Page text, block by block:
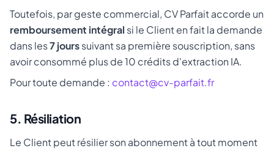
Toutefois, par geste commercial, CV Parfait accorde un
remboursement intégral si le Client en fait la demande
dans les7 jourssuivant sa première souscription, sans
avoir consommé plus de 10 crédits d'extraction IA.
Pour toute demande : contact@cv-parfait.fr
5. Résiliation
Le Client peut résilier son abonnement à tout moment